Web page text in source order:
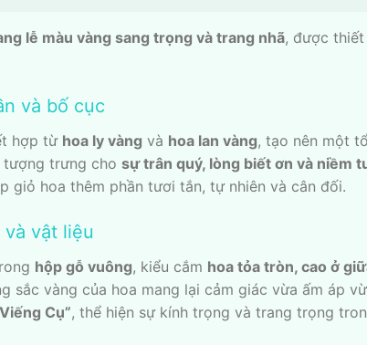
lễ màu vàng sang trọng và trang nhã, được
và bố cục
hợp từ hoa ly vàng và hoa lan vàng, tạo nên một
tượng trưng cho sự trân quý, lòng biết ơn và niềm
giỏ hoa thêm phần tươi tắn, tự nhiên và cân đối.
vật liệu
hộp gỗ vuông, kiểu cắm hoa tỏa tròn, cao ở
sắc vàng của hoa mang lại cảm giác vừa ấm áp
Cụ”, thể hiện sự kính trọng và trang trọng